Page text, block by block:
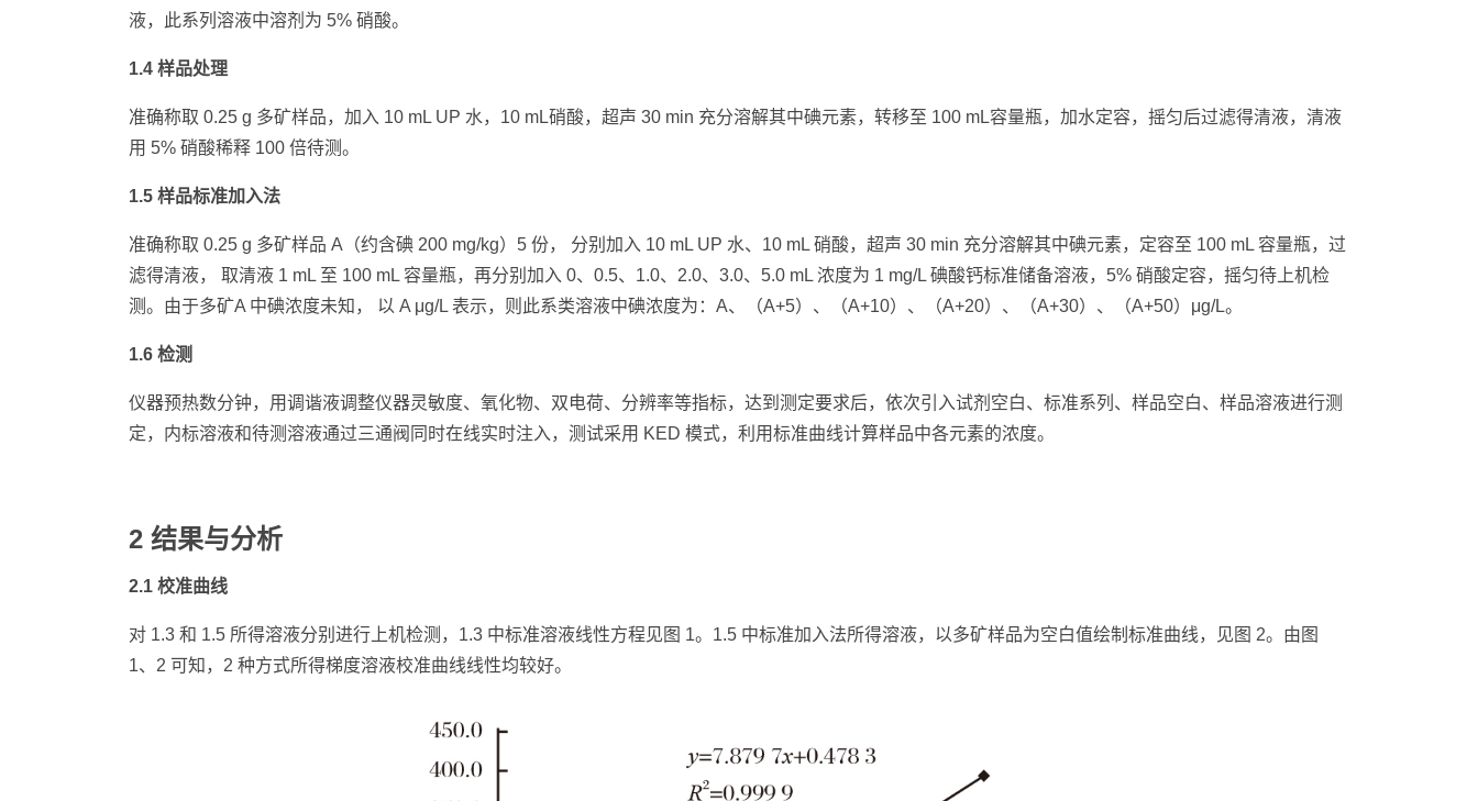
液，此系列溶液中溶剂为 5% 硝酸。
1.4 样品处理
准确称取 0.25 g 多矿样品，加入 10 mL UP 水，10 mL硝酸，超声 30 min 充分溶解其中碘元素，转移至 100 mL容量瓶，加水定容，摇匀后过滤得清液，清液
用 5% 硝酸稀释 100 倍待测。
1.5 样品标准加入法
准确称取 0.25 g 多矿样品 A（约含碘 200 mg/kg）5 份， 分别加入 10 mL UP 水、10 mL 硝酸，超声 30 min 充分溶解其中碘元素，定容至 100 mL 容量瓶，过
滤得清液， 取清液 1 mL 至 100 mL 容量瓶，再分别加入 0、0.5、1.0、2.0、3.0、5.0 mL 浓度为 1 mg/L 碘酸钙标准储备溶液，5% 硝酸定容，摇匀待上机检
测。由于多矿A 中碘浓度未知， 以 A μg/L 表示，则此系类溶液中碘浓度为：A、（A+5）、（A+10）、（A+20）、（A+30）、（A+50）μg/L。
1.6 检测
仪器预热数分钟，用调谐液调整仪器灵敏度、氧化物、双电荷、分辨率等指标，达到测定要求后，依次引入试剂空白、标准系列、样品空白、样品溶液进行测
定，内标溶液和待测溶液通过三通阀同时在线实时注入，测试采用 KED 模式，利用标准曲线计算样品中各元素的浓度。
2 结果与分析
2.1 校准曲线
对 1.3 和 1.5 所得溶液分别进行上机检测，1.3 中标准溶液线性方程见图 1。1.5 中标准加入法所得溶液，以多矿样品为空白值绘制标准曲线，见图 2。由图
1、2 可知，2 种方式所得梯度溶液校准曲线线性均较好。